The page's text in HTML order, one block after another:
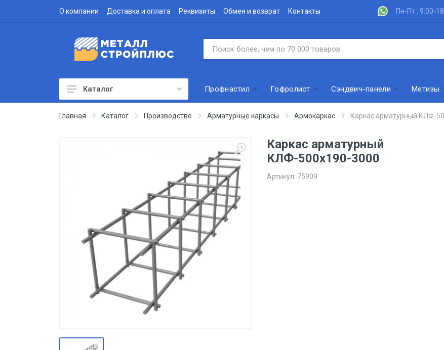
О компании Доставка и оплата Реквизиты Обмен и возврат Контакты Пн-Пт : 9:00-
Профнастил
Производство
Штакетник
Черный металлопрокат
Нержавеющий металлопрокат
метизы
Каталог Профнастил Гофролист Сэндвич-панели Метизы
Главная Каталог Производство Арматурные каркасы Армокаркас Каркас арматурный КЛФ-
Каркас арматурный
КЛФ-500х190-3000
Артикул: 75909